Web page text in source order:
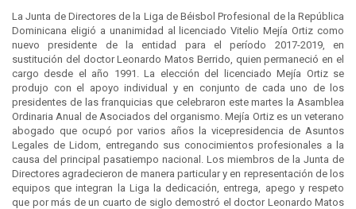
La Junta de Directores de la Liga de Béisbol Profesional de la República
Dominicana eligió a unanimidad al licenciado Vitelio Mejía Ortiz como
nuevo presidente de la entidad para el período 2017-2019, en
sustitución del doctor Leonardo Matos Berrido, quien permaneció en el
cargo desde el año 1991. La elección del licenciado Mejía Ortiz se
produjo con el apoyo individual y en conjunto de cada uno de los
presidentes de las franquicias que celebraron este martes la Asamblea
Ordinaria Anual de Asociados del organismo. Mejía Ortiz es un veterano
abogado que ocupó por varios años la vicepresidencia de Asuntos
Legales de Lidom, entregando sus conocimientos profesionales a la
causa del principal pasatiempo nacional. Los miembros de la Junta de
Directores agradecieron de manera particular y en representación de los
equipos que integran la Liga la dedicación, entrega, apego y respeto
que por más de un cuarto de siglo demostró el doctor Leonardo Matos